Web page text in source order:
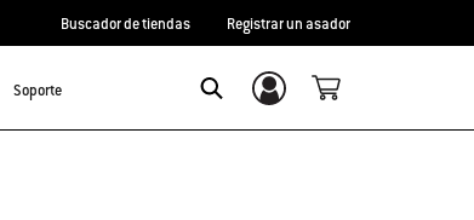
Buscador de tiendas Registrar un asador
Soporte Inicio de sesión/registro